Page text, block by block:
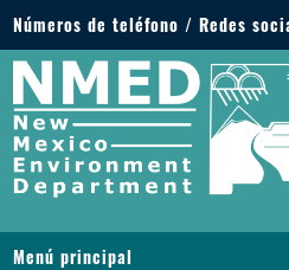
Números de teléfono / Redes
Teléfono: 505-827-2855
1-800-219-6157
Emergencias
(24 horas)
Menú principal